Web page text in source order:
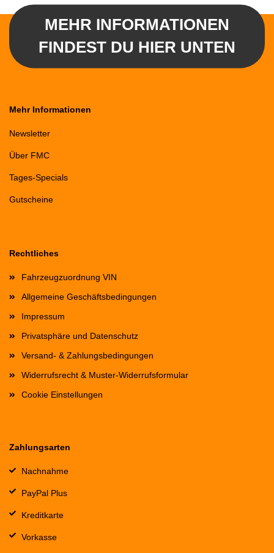
MEHR INFORMATIONEN
FINDEST DU HIER UNTEN
Mehr Informationen
Newsletter
Über FMC
Tages-Specials
Gutscheine
Rechtliches
Fahrzeugzuordnung VIN
Allgemeine Geschäftsbedingungen
Impressum
Privatsphäre und Datenschutz
Versand- & Zahlungsbedingungen
Widerrufsrecht & Muster-Widerrufsformular
Cookie Einstellungen
Zahlungsarten
Nachnahme
PayPal Plus
Kreditkarte
Vorkasse